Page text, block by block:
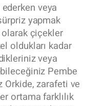
veya
yapmak
olarak çiçekler
oldukları kadar
veya
Pembe
Orkide, zarafeti ve
ortama farklılık